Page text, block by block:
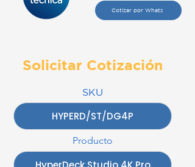
Cotizar por Whats
Solicitar Cotización
SKU
Producto